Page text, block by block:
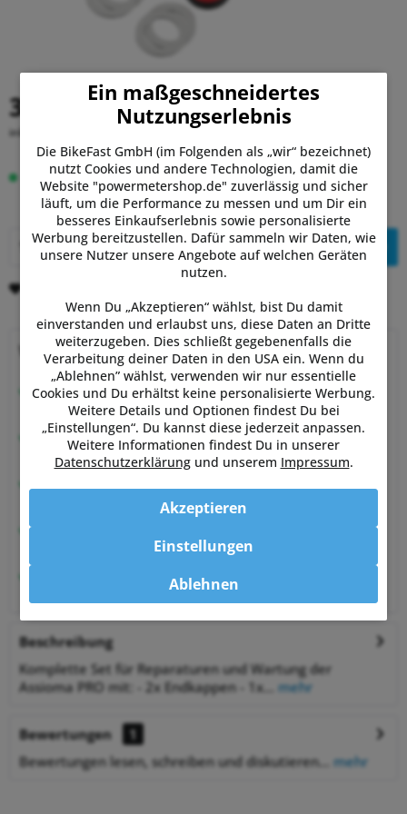
39,95 €
inkl. MwSt.
Auf Lager.Lieferung Fr, 07.08. - Mo, 10.08.
In den Warenkorb
Warum Powermetershop?
Beratung vom Experten
von Sportlern für Sportler
Hervorragende Kundenzufriedenheit
99,6% zufriedene Kunden bei Shopauskunft.de
entspannt shoppen
bei Zahlung per Vorkasse
Beschreibung
Komplette Set für Reparaturen und Wartung der
Assioma PRO mit: - 2x Endkappen - 1x...
mehr
Bewertungen
1
Bewertungen lesen, schreiben und diskutieren...
mehr
Ein maßgeschneidertes
Nutzungserlebnis
Die BikeFast GmbH (im Folgenden als „wir“ bezeichnet)
nutzt Cookies und andere Technologien, damit die
Website "powermetershop.de" zuverlässig und sicher
läuft, um die Performance zu messen und um Dir ein
besseres Einkaufserlebnis sowie personalisierte
Werbung bereitzustellen. Dafür sammeln wir Daten, wie
unsere Nutzer unsere Angebote auf welchen Geräten
nutzen.
Wenn Du „Akzeptieren“ wählst, bist Du damit
einverstanden und erlaubst uns, diese Daten an Dritte
weiterzugeben. Dies schließt gegebenenfalls die
Verarbeitung deiner Daten in den USA ein. Wenn du
„Ablehnen” wählst, verwenden wir nur essentielle
Cookies und Du erhältst keine personalisierte Werbung.
Weitere Details und Optionen findest Du bei
„Einstellungen“. Du kannst diese jederzeit anpassen.
Weitere Informationen findest Du in unserer
Datenschutzerklärungund unserem Impressum.
Ablehnen
Akzeptieren
Einstellungen